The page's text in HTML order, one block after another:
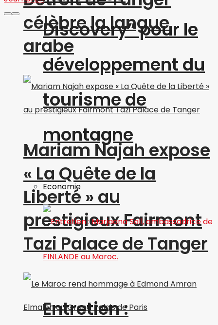
célèbre la langue
arabe
Mariam Najah expose
« La Quête de la
Liberté » au
prestigieux Fairmont
Tazi Palace de Tanger
Discovery” pour le
développement du
tourisme de
montagne
Economie
Entretien :